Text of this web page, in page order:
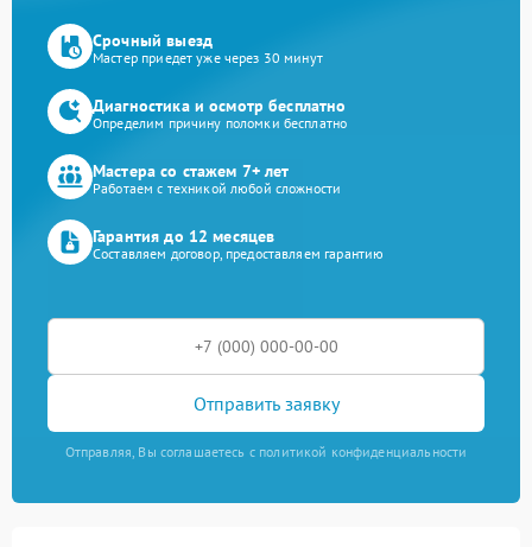
Срочный выезд
Мастер приедет уже через 30 минут
Диагностика и осмотр бесплатно
Определим причину поломки бесплатно
Мастера со стажем 7+ лет
Работаем с техникой любой сложности
Гарантия до 12 месяцев
Составляем договор, предоставляем гарантию
Отправить заявку
Отправляя, Вы соглашаетесь с политикой конфиденциальности